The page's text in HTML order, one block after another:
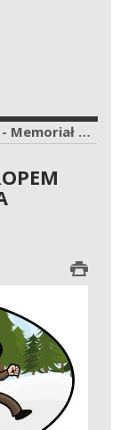
Zawody narciarskie "Tropem Wilka - Memoriał Tomka Hartmana"